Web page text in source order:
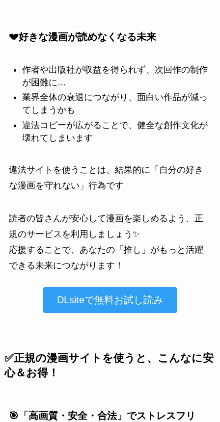
💔好きな漫画が読めなくなる未来
作者や出版社が収益を得られず、次回作の制作
が困難に…
業界全体の衰退につながり、面白い作品が減っ
てしまうかも
違法コピーが広がることで、健全な創作文化が
壊れてしまいます
違法サイトを使うことは、結果的に「自分の好き
な漫画を守れない」行為です
読者の皆さんが安心して漫画を楽しめるよう、正
規のサービスを利用しましょう✨
応援することで、あなたの「推し」がもっと活躍
できる未来につながります！
DLsiteで無料お試し読み
✅正規の漫画サイトを使うと、こんなに安
心＆お得！
🎯「高画質・安全・合法」でストレスフリ